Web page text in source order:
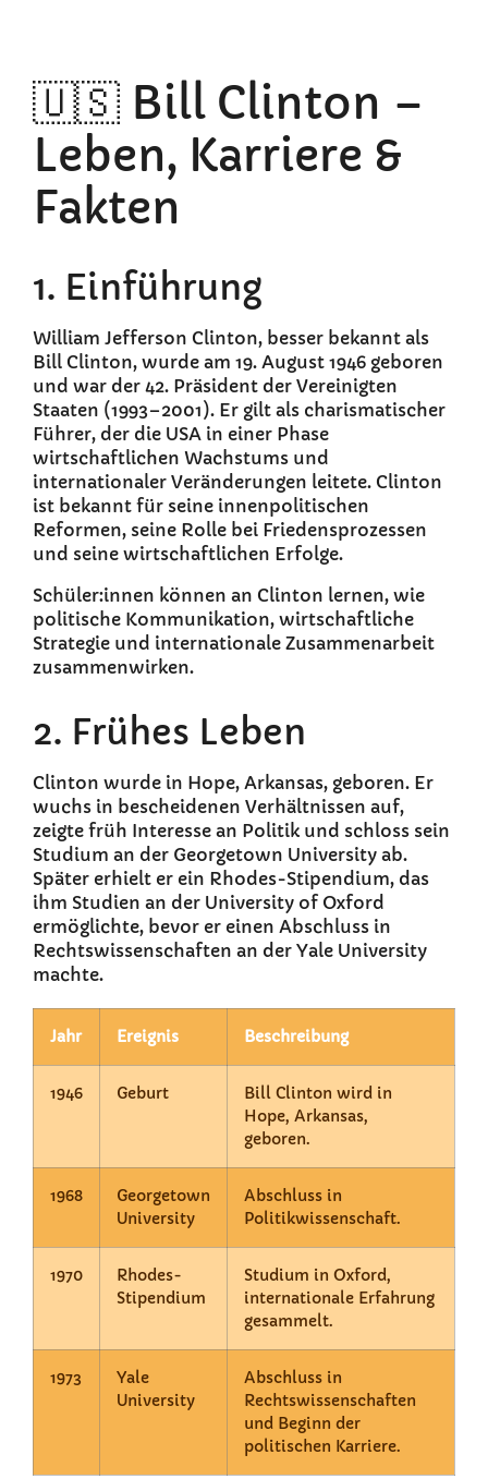
🇺🇸 Bill Clinton –
Leben, Karriere &
Fakten
1. Einführung
William Jefferson Clinton, besser bekannt als
Bill Clinton, wurde am 19. August 1946 geboren
und war der 42. Präsident der Vereinigten
Staaten (1993–2001). Er gilt als charismatischer
Führer, der die USA in einer Phase
wirtschaftlichen Wachstums und
internationaler Veränderungen leitete. Clinton
ist bekannt für seine innenpolitischen
Reformen, seine Rolle bei Friedensprozessen
und seine wirtschaftlichen Erfolge.
Schüler:innen können an Clinton lernen, wie
politische Kommunikation, wirtschaftliche
Strategie und internationale Zusammenarbeit
zusammenwirken.
2. Frühes Leben
Clinton wurde in Hope, Arkansas, geboren. Er
wuchs in bescheidenen Verhältnissen auf,
zeigte früh Interesse an Politik und schloss sein
Studium an der Georgetown University ab.
Später erhielt er ein Rhodes-Stipendium, das
ihm Studien an der University of Oxford
ermöglichte, bevor er einen Abschluss in
Rechtswissenschaften an der Yale University
machte.
Jahr Ereignis Beschreibung
1946 Geburt
Bill Clinton wird in
Hope, Arkansas,
geboren.
1968
Georgetown
University
Abschluss in
Politikwissenschaft.
1970
Rhodes-
Stipendium
Studium in Oxford,
internationale Erfahrung
gesammelt.
1973
Yale
University
Abschluss in
Rechtswissenschaften
und Beginn der
politischen Karriere.